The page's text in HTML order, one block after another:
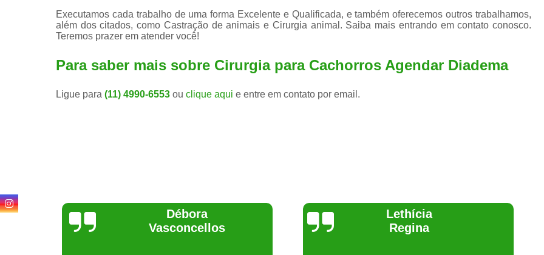
Limpeza de Tártaro para Gatos
Executamos cada trabalho de uma forma Excelente e Qualificada, e também oferecemos outros trabalhamos,
além dos citados, como Castração de animais e Cirurgia animal. Saiba mais entrando em contato conosco.
Teremos prazer em atender você!
Para saber mais sobre Cirurgia para Cachorros Agendar Diadema
Ligue para (11) 4990-6553 ou clique aqui e entre em contato por email.
Lethícia
Regina
Joelma Lilian